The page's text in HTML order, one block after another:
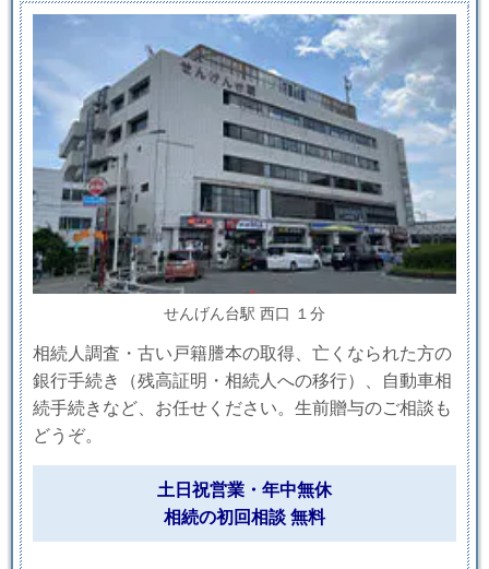
せんげん台駅 西口 １分
相続人調査・古い戸籍謄本の取得、亡くなられた方の
銀行手続き（残高証明・相続人への移行）、自動車相
続手続きなど、お任せください。生前贈与のご相談も
どうぞ。
土日祝営業・年中無休
相続の初回相談 無料